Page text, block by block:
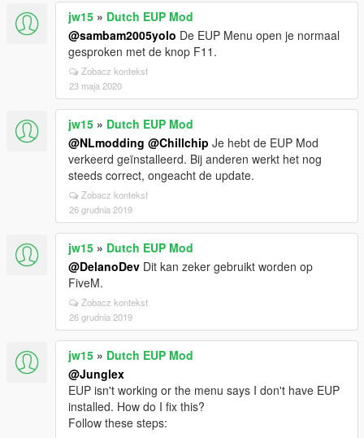
jw15 » Dutch EUP Mod
@sambam2005yolo De EUP Menu open je normaal
gesproken met de knop F11.
Zobacz kontekst
23 maja 2020
jw15 » Dutch EUP Mod
@NLmodding @Chillchip Je hebt de EUP Mod
verkeerd geïnstalleerd. Bij anderen werkt het nog
steeds correct, ongeacht de update.
Zobacz kontekst
26 grudnia 2019
jw15 » Dutch EUP Mod
@DelanoDev Dit kan zeker gebruikt worden op
FiveM.
Zobacz kontekst
26 grudnia 2019
jw15 » Dutch EUP Mod
@Junglex
EUP isn't working or the menu says I don't have EUP
installed. How do I fix this?
Follow these steps: